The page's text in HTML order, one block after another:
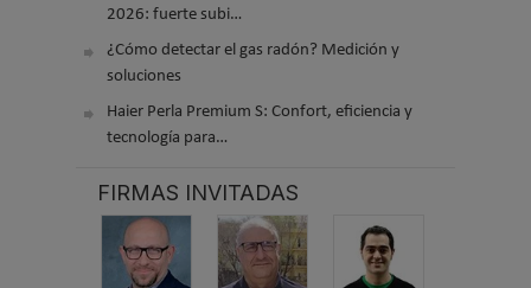
2026: fuerte subi…
¿Cómo detectar el gas radón? Medición y
soluciones
Haier Perla Premium S: Confort, eficiencia y
tecnología para…
FIRMAS INVITADAS